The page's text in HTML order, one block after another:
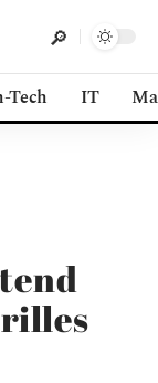
Tech IT